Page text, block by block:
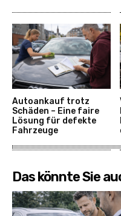
Autoankauf trotz
Schäden – Eine faire
Lösung für defekte
Fahrzeuge
Das könnte Sie